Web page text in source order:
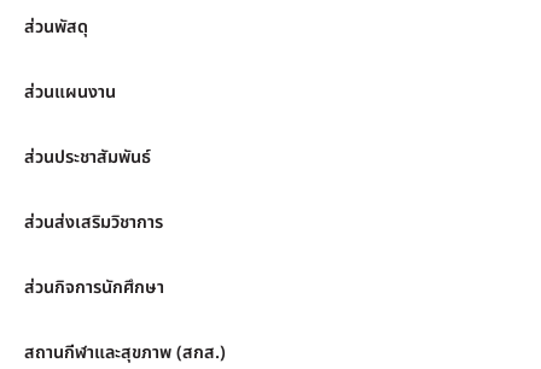
ส่วนพัสดุ
ส่วนแผนงาน
ส่วนประชาสัมพันธ์
ส่วนส่งเสริมวิชาการ
ส่วนกิจการนักศึกษา
สถานกีฬาและสุขภาพ (สกส.)